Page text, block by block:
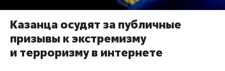
Казанца осудят за публичные
призывы к экстремизму
и терроризму в интернете